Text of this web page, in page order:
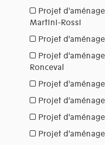
Projet
Martini-Rossi
Projet
Projet
Ronceval
Projet
Projet
Projet
Projet